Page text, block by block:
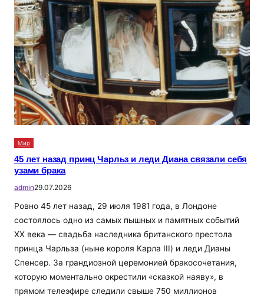
Мир
45 лет назад принц Чарльз и леди Диана связали себя
узами брака
admin29.07.2026
Ровно 45 лет назад, 29 июля 1981 года, в Лондоне
состоялось одно из самых пышных и памятных событий
XX века — свадьба наследника британского престола
принца Чарльза (ныне короля Карла III) и леди Дианы
Спенсер. За грандиозной церемонией бракосочетания,
которую моментально окрестили «сказкой наяву», в
прямом телеэфире следили свыше 750 миллионов